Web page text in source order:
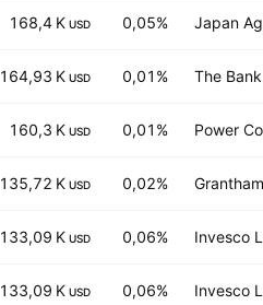
168,4 K USD 0,05% Japan
164,93 K USD 0,01% The
160,3 K USD 0,01% Power
135,72 K USD 0,02%
133,09 K USD 0,06% Invesco
133,09 K USD 0,06% Invesco